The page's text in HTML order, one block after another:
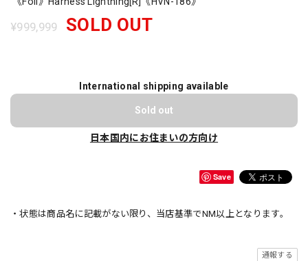
¥999,999 SOLD OUT
International shipping available
Sold out
日本国内にお住まいの方向け
Save
・状態は商品名に記載がない限り、当店基準でNM以上となります。
通報する